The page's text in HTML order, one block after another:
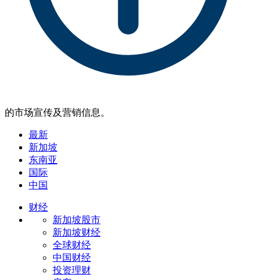
的市场宣传及营销信息。
最新
新加坡
东南亚
国际
中国
财经
新加坡股市
新加坡财经
全球财经
中国财经
投资理财